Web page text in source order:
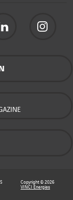
Copyright © 2026
VINCI Energies